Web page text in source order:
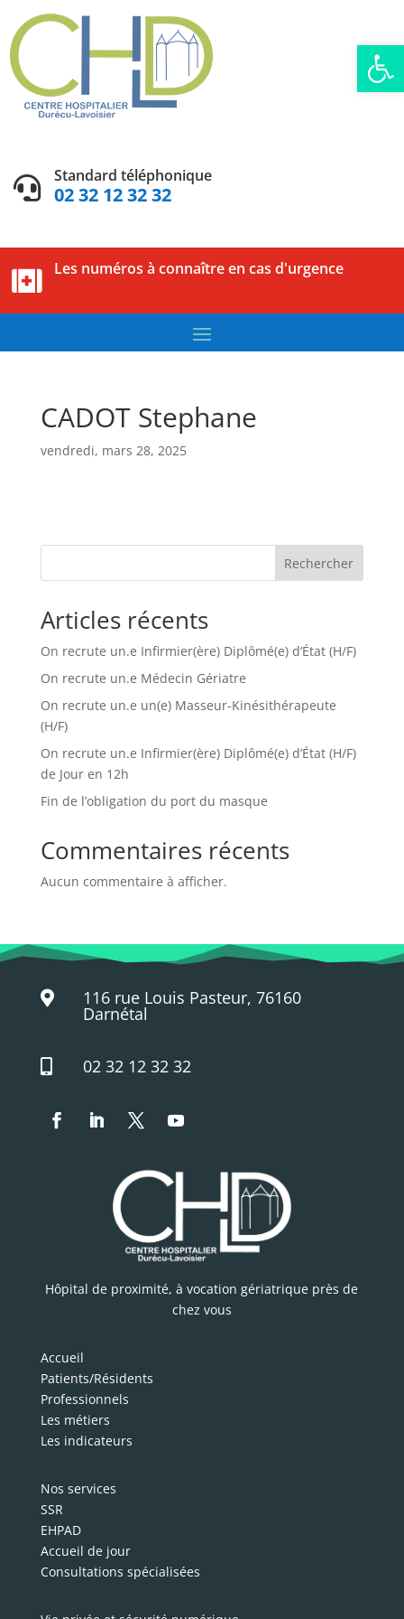
Ouvrir
 Standard téléphonique
02 32 12 32 32
 Les numéros à connaître en cas d'urgence
CADOT Stephane
vendredi, mars 28, 2025
Rechercher
Articles récents
On recrute un.e Infirmier(ère) Diplômé(e) d’État (H/F)
On recrute un.e Médecin Gériatre
On recrute un.e un(e) Masseur-Kinésithérapeute
(H/F)
On recrute un.e Infirmier(ère) Diplômé(e) d’État (H/F)
de Jour en 12h
Fin de l’obligation du port du masque
Commentaires récents
Aucun commentaire à afficher.
 116 rue Louis Pasteur, 76160
Darnétal
 02 32 12 32 32
Hôpital de proximité, à vocation gériatrique près de
chez vous
Accueil
Patients/Résidents
Professionnels
Les métiers
Les indicateurs
Nos services
SSR
EHPAD
Accueil de jour
Consultations spécialisées